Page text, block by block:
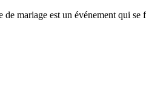
mariage est un événement qui